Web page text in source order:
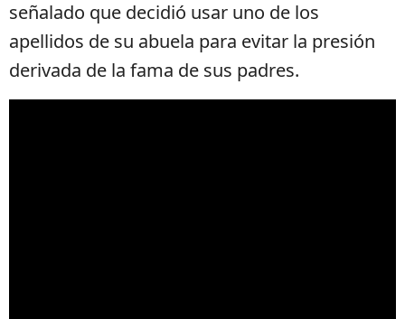
señalado que decidió usar uno de los
apellidos de su abuela para evitar la presión
derivada de la fama de sus padres.